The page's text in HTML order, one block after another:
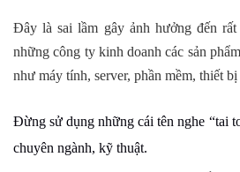
Đây là sai lầm gây ảnh hưởng đến
những công ty kinh doanh các sản
như máy tính, server, phần mềm, thiết
Đừng sử dụng những cái tên nghe “tai
chuyên ngành, kỹ thuật.